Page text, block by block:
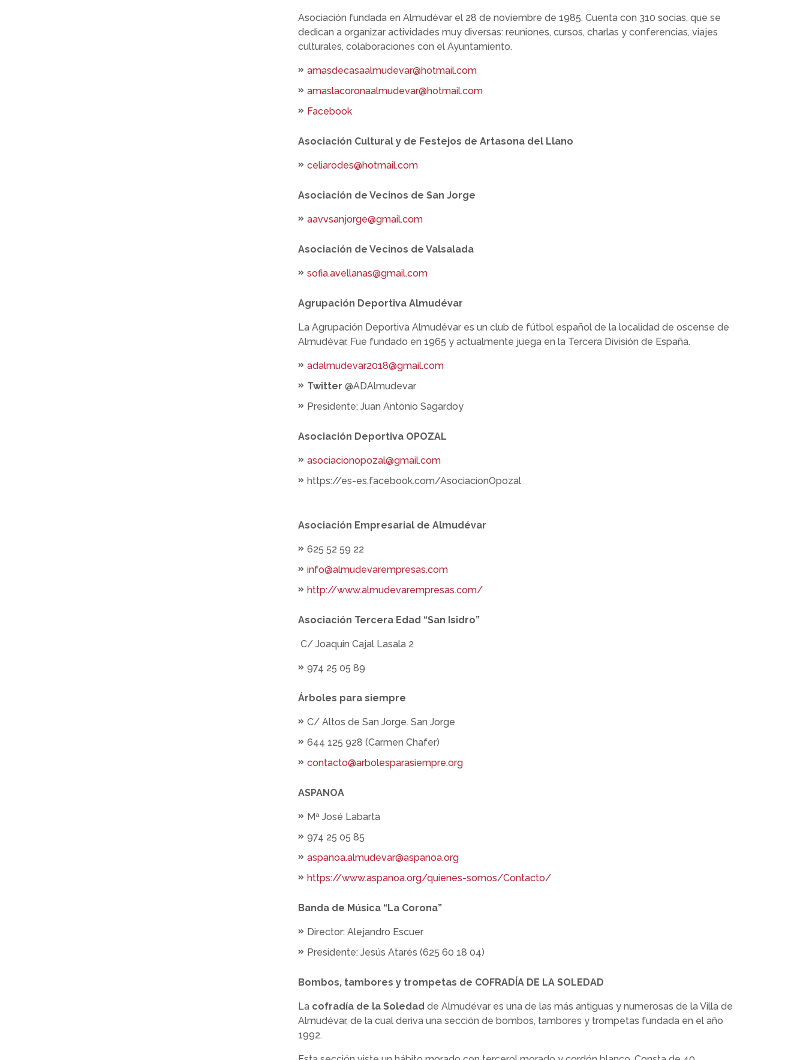
Asociación fundada en Almudévar el 28 de noviembre de 1985. Cuenta con 310 socias, que se
dedican a organizar actividades muy diversas: reuniones, cursos, charlas y conferencias, viajes
culturales, colaboraciones con el Ayuntamiento.
amasdecasaalmudevar@hotmail.com
amaslacoronaalmudevar@hotmail.com
Facebook
Asociación Cultural y de Festejos de Artasona del Llano
celiarodes@hotmail.com
Asociación de Vecinos de San Jorge
aavvsanjorge@gmail.com
Asociación de Vecinos de Valsalada
sofia.avellanas@gmail.com
Agrupación Deportiva Almudévar
La Agrupación Deportiva Almudévar es un club de fútbol español de la localidad de oscense de
Almudévar. Fue fundado en 1965 y actualmente juega en la Tercera División de España.
adalmudevar2018@gmail.com
Twitter @ADAlmudevar
Presidente: Juan Antonio Sagardoy
Asociación Deportiva OPOZAL
asociacionopozal@gmail.com
https://es-es.facebook.com/AsociacionOpozal
Asociación Empresarial de Almudévar
625 52 59 22
info@almudevarempresas.com
http://www.almudevarempresas.com/
Asociación Tercera Edad “San Isidro”
C/ Joaquin Cajal Lasala 2
974 25 05 89
Árboles para siempre
C/ Altos de San Jorge. San Jorge
644 125 928 (Carmen Chafer)
contacto@arbolesparasiempre.org
ASPANOA
Mª José Labarta
974 25 05 85
aspanoa.almudevar@aspanoa.org
https://www.aspanoa.org/quienes-somos/Contacto/
Banda de Música “La Corona”
Director: Alejandro Escuer
Presidente: Jesús Atarés (625 60 18 04)
Bombos, tambores y trompetas de COFRADÍA DE LA SOLEDAD
La cofradía de la Soledad de Almudévar es una de las más antiguas y numerosas de la Villa de
Almudévar, de la cual deriva una sección de bombos, tambores y trompetas fundada en el año
1992.